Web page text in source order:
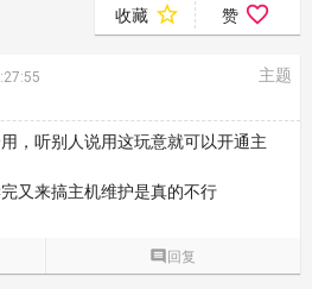
收藏  赞 
主题
，听别人说用这玩意就可以开通主
又来搞主机维护是真的不行
 回复